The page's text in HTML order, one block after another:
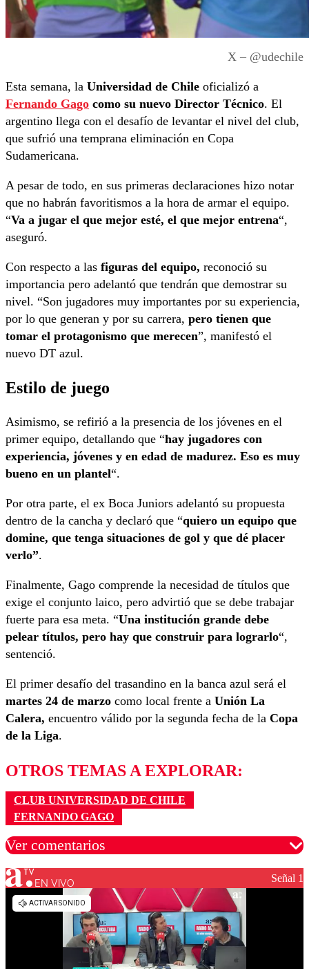
X – @udechile
Esta semana, la Universidad de Chile oficializó a
Fernando Gago como su nuevo Director Técnico. El
argentino llega con el desafío de levantar el nivel del club,
que sufrió una temprana eliminación en Copa
Sudamericana.
A pesar de todo, en sus primeras declaraciones hizo notar
que no habrán favoritismos a la hora de armar el equipo.
“Va a jugar el que mejor esté, el que mejor entrena“,
aseguró.
Con respecto a las figuras del equipo, reconoció su
importancia pero adelantó que tendrán que demostrar su
nivel. “Son jugadores muy importantes por su experiencia,
por lo que generan y por su carrera, pero tienen que
tomar el protagonismo que merecen”, manifestó el
nuevo DT azul.
Estilo de juego
Asimismo, se refirió a la presencia de los jóvenes en el
primer equipo, detallando que “hay jugadores con
experiencia, jóvenes y en edad de madurez. Eso es muy
bueno en un plantel“.
Por otra parte, el ex Boca Juniors adelantó su propuesta
dentro de la cancha y declaró que “quiero un equipo que
domine, que tenga situaciones de gol y que dé placer
verlo”.
Finalmente, Gago comprende la necesidad de títulos que
exige el conjunto laico, pero advirtió que se debe trabajar
fuerte para esa meta. “Una institución grande debe
pelear títulos, pero hay que construir para lograrlo“,
sentenció.
El primer desafío del trasandino en la banca azul será el
martes 24 de marzo como local frente a Unión La
Calera, encuentro válido por la segunda fecha de la Copa
de la Liga.
OTROS TEMAS A EXPLORAR:
CLUB UNIVERSIDAD DE CHILE
FERNANDO GAGO
Ver comentarios
Los comentarios son moderados para garantizar un
diálogo respetuoso.
EN VIVO Señal 1